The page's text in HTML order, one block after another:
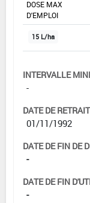
DOSE MAX
D'EMPLOI
15 L/ha
INTERVALLE
-
DATE DE
01/11/1992
DATE DE FIN DE
-
DATE DE FIN
-